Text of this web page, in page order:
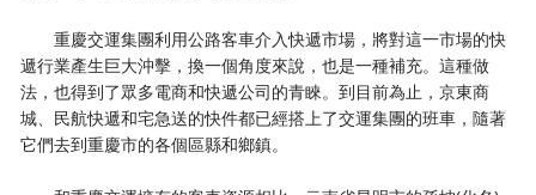
重慶交運集團利用公路客車介入快遞市場，將對這一市場的快
遞行業產生巨大沖擊，換一個角度來說，也是一種補充。這種做
法，也得到了眾多電商和快遞公司的青睞。到目前為止，京東商
城、民航快遞和宅急送的快件都已經搭上了交運集團的班車，隨著
它們去到重慶市的各個區縣和鄉鎮。